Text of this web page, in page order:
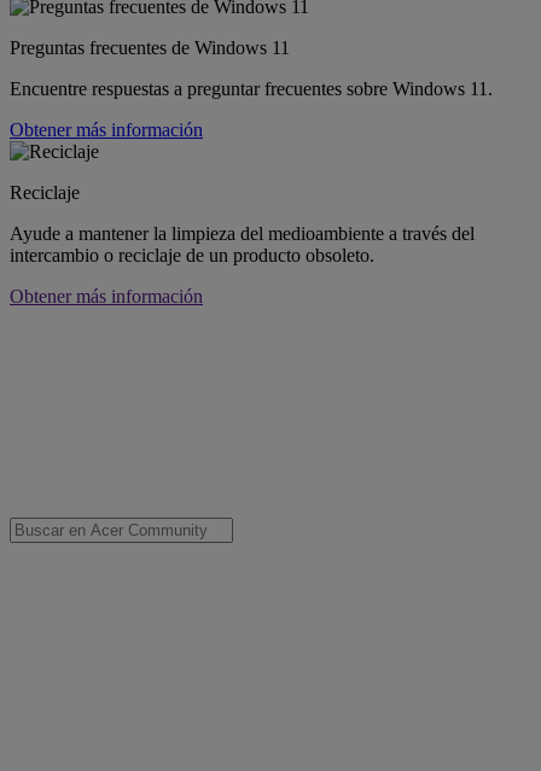
Preguntas frecuentes de Windows 11
Encuentre respuestas a preguntar frecuentes sobre Windows 11.
Obtener más información
Reciclaje
Ayude a mantener la limpieza del medioambiente a través del
intercambio o reciclaje de un producto obsoleto.
Obtener más información